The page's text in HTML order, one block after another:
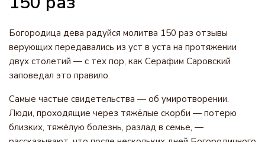
Богородица дева радуйся молитва 150 раз отзывы
верующих передавались из уст в уста на протяжении
двух столетий — с тех пор, как Серафим Саровский
заповедал это правило.
Самые частые свидетельства — об умиротворении.
Люди, проходящие через тяжёлые скорби — потерю
близких, тяжёлую болезнь, разлад в семье, —